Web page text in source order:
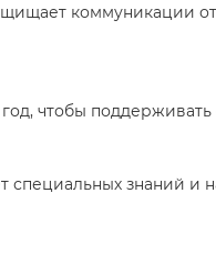
коммуникации
чтобы
специальных знаний и